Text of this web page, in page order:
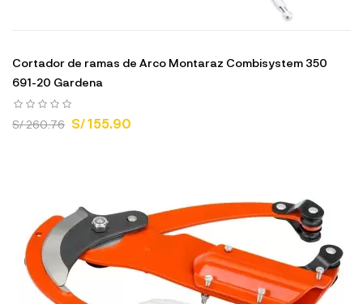
Cortador de ramas de Arco Montaraz Combisystem 350
691-20 Gardena
S/ 260.76 S/ 155.90